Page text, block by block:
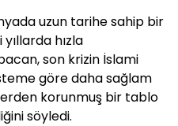
uzun tarihe sahip bir
yıllarda hızla
, son krizin İslami
göre daha sağlam
korunmuş bir tablo
söyledi.